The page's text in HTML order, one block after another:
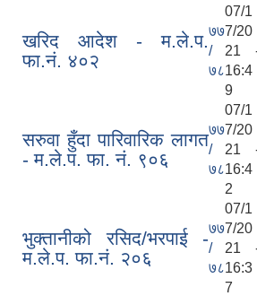
खरिद आदेश - म.ले.प.
फा.नं. ४०२
७७
/
७८
07/1
7/20
21
16:4
9
सरुवा हुँदा पारिवारिक लागत
- म.ले.प. फा. नं. ९०६
७७
/
७८
07/1
7/20
21
16:4
2
भुक्तानीको रसिद/भरपाई -
म.ले.प. फा.नं. २०६
७७
/
७८
07/1
7/20
21
16:3
7